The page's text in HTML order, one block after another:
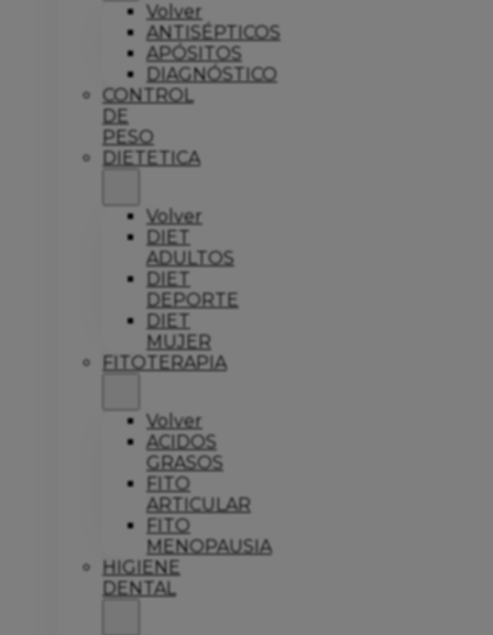
Volver
ANTISÉPTICOS
APÓSITOS
DIAGNÓSTICO
CONTROL
DE
PESO
DIETETICA
Volver
DIET
ADULTOS
DIET
DEPORTE
DIET
MUJER
FITOTERAPIA
Volver
ACIDOS
GRASOS
FITO
ARTICULAR
FITO
MENOPAUSIA
HIGIENE
DENTAL